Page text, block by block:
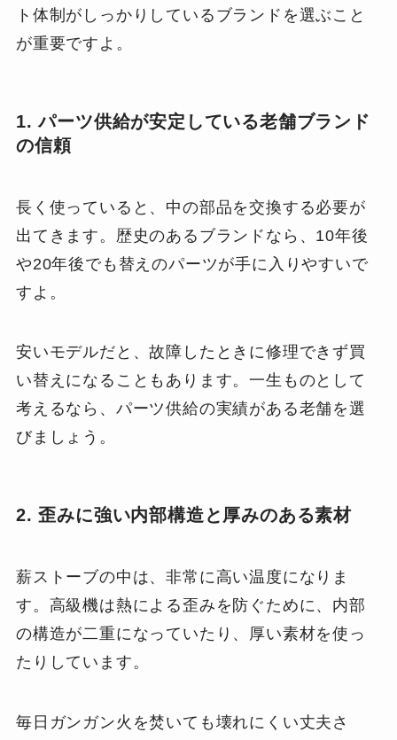
ト体制がしっかりしているブランドを選ぶこと
が重要ですよ。
1. パーツ供給が安定している老舗ブランド
の信頼
長く使っていると、中の部品を交換する必要が
出てきます。歴史のあるブランドなら、10年後
や20年後でも替えのパーツが手に入りやすいで
すよ。
安いモデルだと、故障したときに修理できず買
い替えになることもあります。一生ものとして
考えるなら、パーツ供給の実績がある老舗を選
びましょう。
2. 歪みに強い内部構造と厚みのある素材
薪ストーブの中は、非常に高い温度になりま
す。高級機は熱による歪みを防ぐために、内部
の構造が二重になっていたり、厚い素材を使っ
たりしています。
毎日ガンガン火を焚いても壊れにくい丈夫さ